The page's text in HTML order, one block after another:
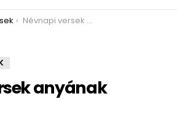
Névnapi versek anyának
anyának